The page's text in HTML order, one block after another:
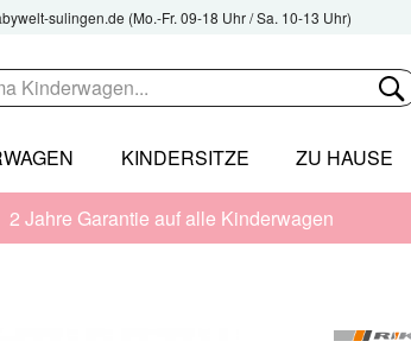
sulingen.de (Mo.-Fr. 09-18 Uhr / Sa. 10-13 Uhr)
KINDERSITZE ZU HAUSE
2 Jahre Garantie auf alle Kinderwagen